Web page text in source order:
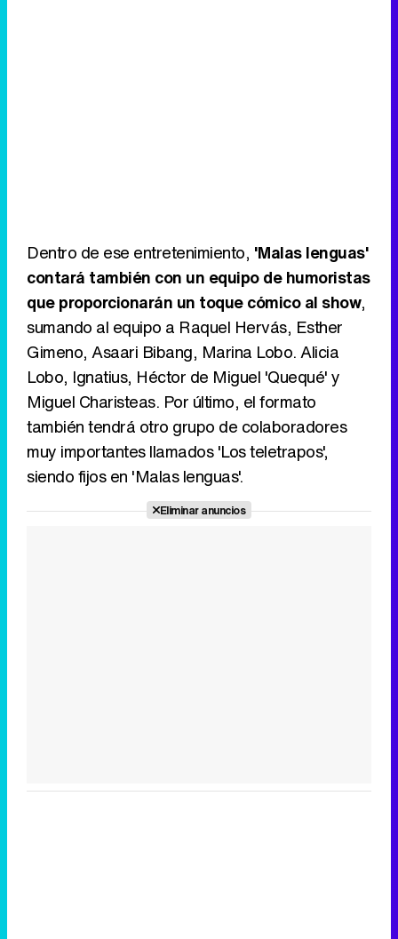
Dentro de ese entretenimiento, 'Malas lenguas'
contará también con un equipo de humoristas
que proporcionarán un toque cómico al show,
sumando al equipo a Raquel Hervás, Esther
Gimeno, Asaari Bibang, Marina Lobo. Alicia
Lobo, Ignatius, Héctor de Miguel 'Quequé' y
Miguel Charisteas. Por último, el formato
también tendrá otro grupo de colaboradores
muy importantes llamados 'Los teletrapos',
siendo fijos en 'Malas lenguas'.
Eliminar anuncios